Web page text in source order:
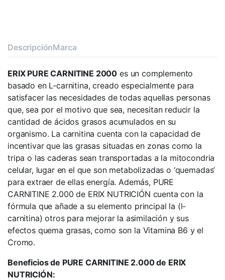
DescripciónMarca
ERIX PURE CARNITINE 2000 es un complemento
basado en L-carnitina, creado especialmente para
satisfacer las necesidades de todas aquellas personas
que, sea por el motivo que sea, necesitan reducir la
cantidad de ácidos grasos acumulados en su
organismo. La carnitina cuenta con la capacidad de
incentivar que las grasas situadas en zonas como la
tripa o las caderas sean transportadas a la mitocondria
celular, lugar en el que son metabolizadas o ‘quemadas’
para extraer de ellas energía. Además, PURE
CARNITINE 2.000 de ERIX NUTRICIÓN cuenta con la
fórmula que añade a su elemento principal la (l-
carnitina) otros para mejorar la asimilación y sus
efectos quema grasas, como son la Vitamina B6 y el
Cromo.
Beneficios de PURE CARNITINE 2.000 de ERIX
NUTRICIÓN: